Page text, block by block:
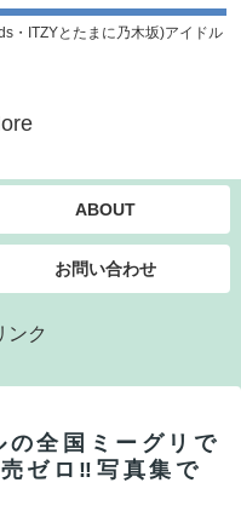
・ITZYとたまに乃木坂)アイドル
ABOUT
お問い合わせ
ンク
の全国ミーグリで
ゼロ‼写真集で